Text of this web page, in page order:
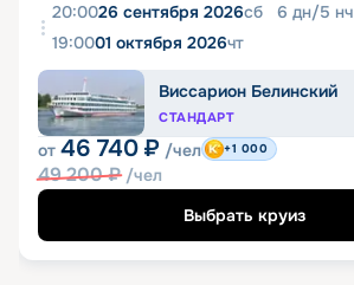
20:0026 сентября 2026сб 6 дн/5 нч
19:0001 октября 2026чт
Виссарион Белинский
СТАНДАРТ
от 46 740 ₽ /чел
49 200₽ /чел
+1 000
Выбрать круиз